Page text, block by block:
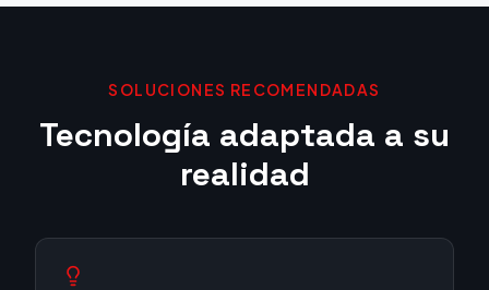
SOLUCIONES RECOMENDADAS
Tecnología adaptada a su
realidad